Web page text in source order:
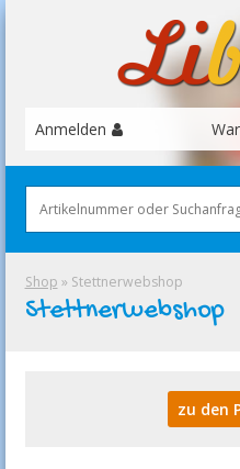
Anmelden
Shop » Stettnerwebshop
Stettnerwebshop
zu den